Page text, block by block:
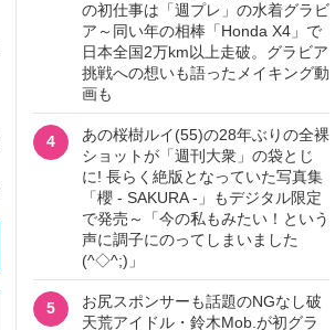
の初仕事は「週プレ」の水着グラビ
ア～同い年の相棒「Honda X4」で
日本全国2万km以上走破。グラビア
挑戦への想いも語ったメイキング動
画も
4
あの桜樹ルイ(55)の28年ぶりの全裸
ショットが「週刊大衆」の袋とじ
に! 長らく絶版となっていた写真集
「櫻 - SAKURA -」もデジタル限定
で発売～「今の私もみたい！という
声に調子にのってしまいました
(^◇^;)」
5
お尻スポンサーも話題のNGなし破
天荒アイドル・鈴木Mob.が初グラ